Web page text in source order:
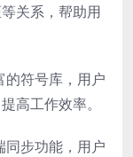
关系，帮助用
符号库，用户
高工作效率。
步功能，用户